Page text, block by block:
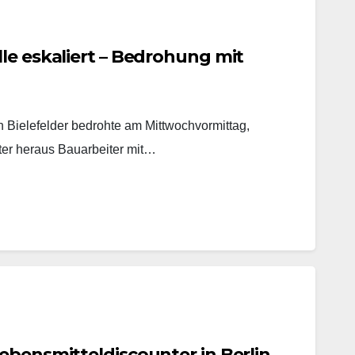
eskaliert – Bedrohung mit
bedrohte am Mittwochvormittag,
heraus Bauarbeiter mit…